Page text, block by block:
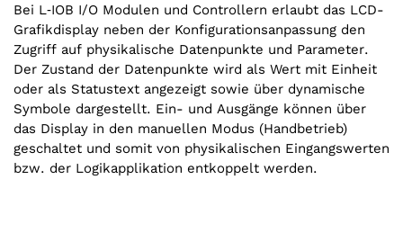
Bei L‑IOB I/O Modulen und Controllern erlaubt das LCD-
Grafikdisplay neben der Konfigurationsanpassung den
Zugriff auf physikalische Datenpunkte und Parameter.
Der Zustand der Datenpunkte wird als Wert mit Einheit
oder als Statustext angezeigt sowie über dynamische
Symbole dargestellt. Ein- und Ausgänge können über
das Display in den manuellen Modus (Handbetrieb)
geschaltet und somit von physikalischen Eingangswerten
bzw. der Logikapplikation entkoppelt werden.